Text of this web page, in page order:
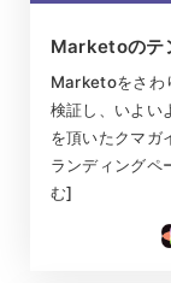
Marketoのテ
Marketoをさわ
検証し、いよい
を頂いたクマ
ランディングペ
む]